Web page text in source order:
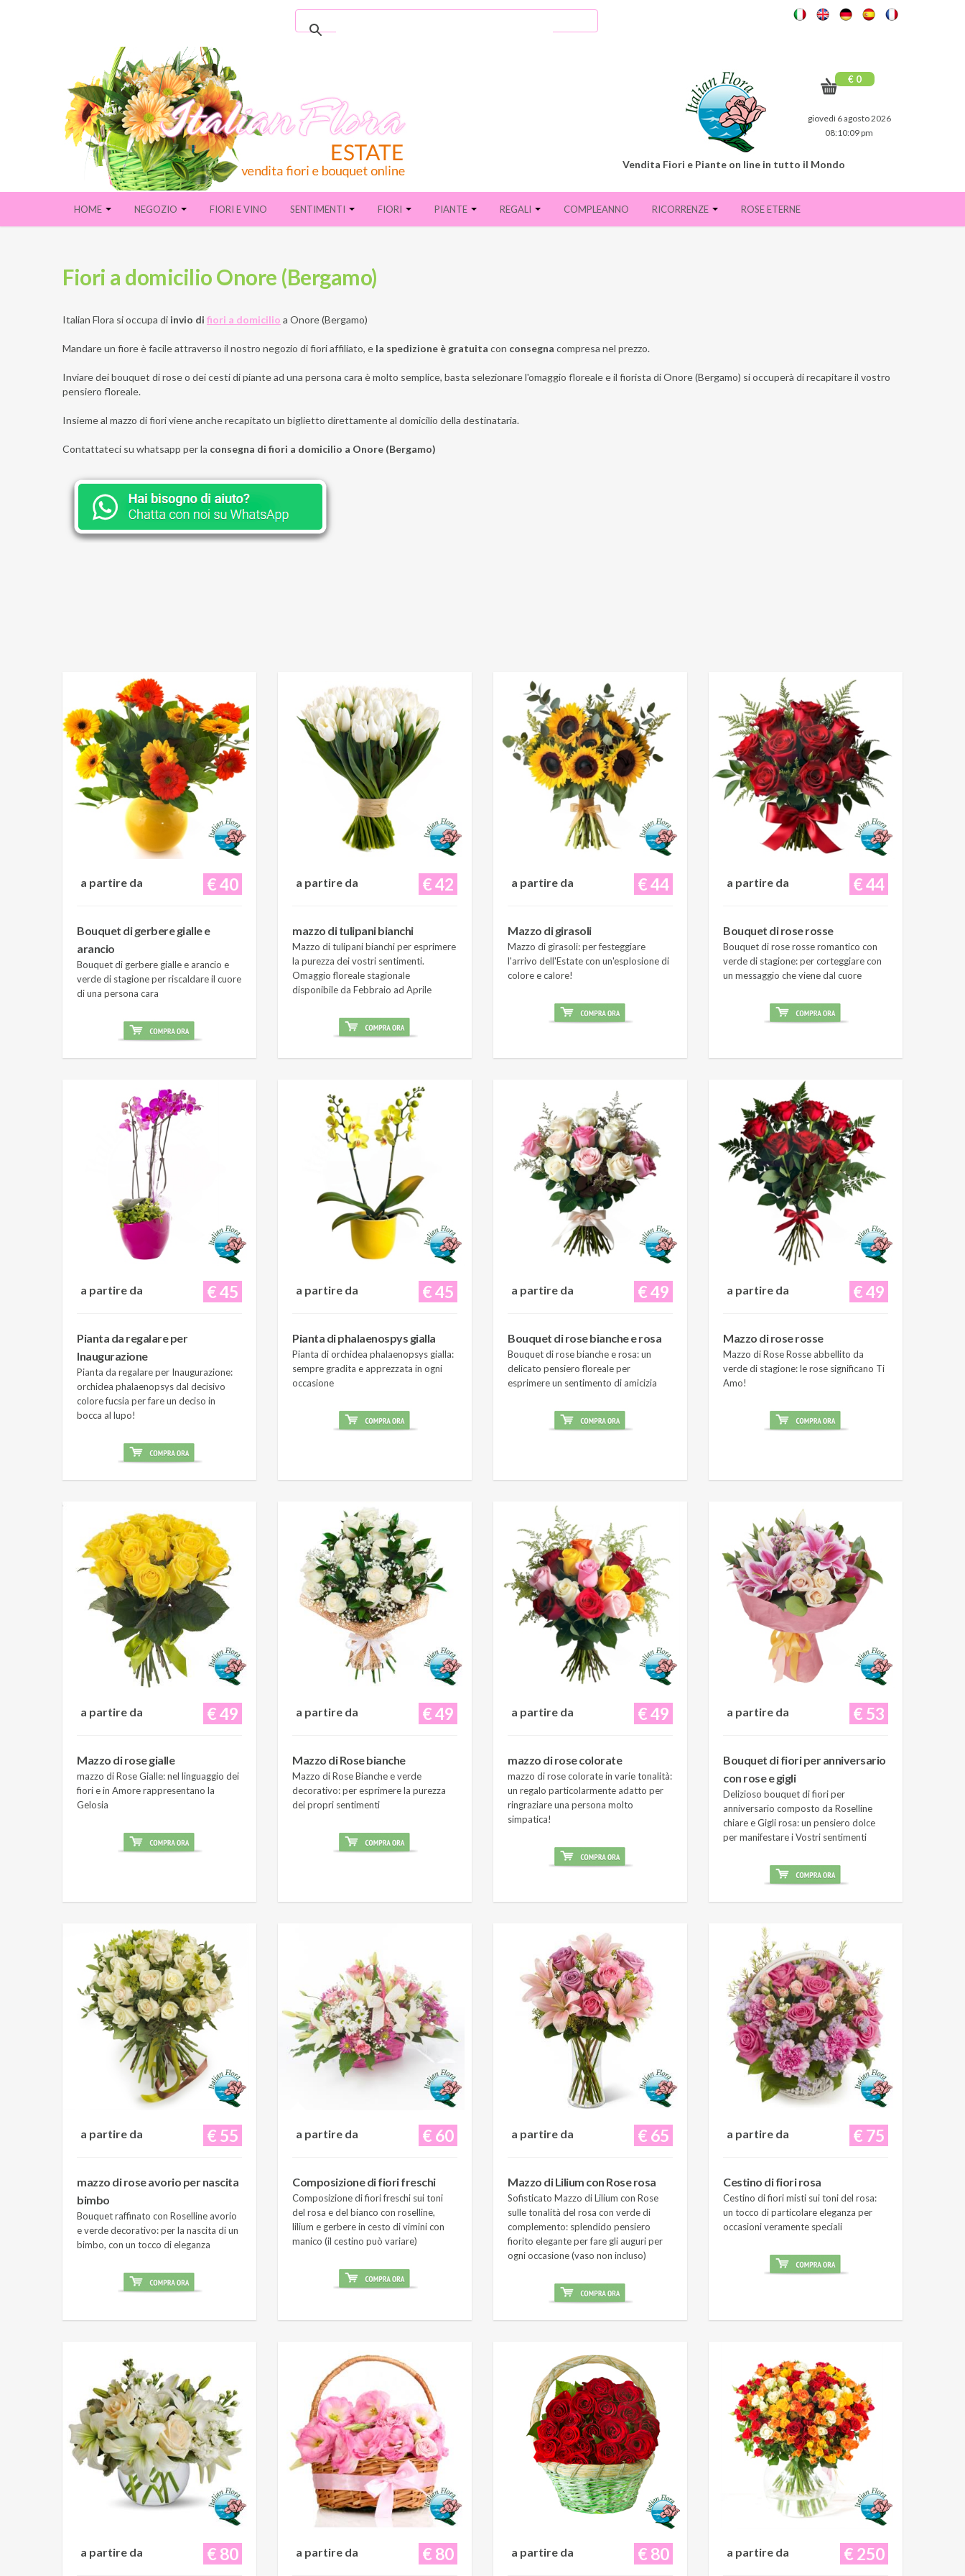
€ 0
giovedì 6 agosto 2026
08:10:10 pm
Vendita Fiori e Piante on line in tutto il Mondo
HOME NEGOZIO FIORI E VINO SENTIMENTI FIORI PIANTE REGALI COMPLEANNO RICORRENZE ROSE ETERNE
Fiori a domicilio Onore (Bergamo)
Italian Flora si occupa di invio di fiori a domicilio a Onore (Bergamo)
Mandare un fiore è facile attraverso il nostro negozio di fiori affiliato, e la spedizione è gratuita con consegna compresa nel prezzo.
Inviare dei bouquet di rose o dei cesti di piante ad una persona cara è molto semplice, basta selezionare l'omaggio floreale e il fiorista di Onore (Bergamo) si occuperà di recapitare il vostro
pensiero floreale.
Insieme al mazzo di fiori viene anche recapitato un biglietto direttamente al domicilio della destinataria.
Contattateci su whatsapp per la consegna di fiori a domicilio a Onore (Bergamo)
€ 40
a partire da
Bouquet di gerbere gialle e
arancio
Bouquet di gerbere gialle e arancio e
verde di stagione per riscaldare il cuore
di una persona cara
€ 42
a partire da
mazzo di tulipani bianchi
Mazzo di tulipani bianchi per esprimere
la purezza dei vostri sentimenti.
Omaggio floreale stagionale
disponibile da Febbraio ad Aprile
€ 44
a partire da
Mazzo di girasoli
Mazzo di girasoli: per festeggiare
l'arrivo dell'Estate con un'esplosione di
colore e calore!
€ 44
a partire da
Bouquet di rose rosse
Bouquet di rose rosse romantico con
verde di stagione: per corteggiare con
un messaggio che viene dal cuore
€ 45
a partire da
Pianta da regalare per
Inaugurazione
Pianta da regalare per Inaugurazione:
orchidea phalaenopsys dal decisivo
colore fucsia per fare un deciso in
bocca al lupo!
€ 45
a partire da
Pianta di phalaenospys gialla
Pianta di orchidea phalaenopsys gialla:
sempre gradita e apprezzata in ogni
occasione
€ 49
a partire da
Bouquet di rose bianche e rosa
Bouquet di rose bianche e rosa: un
delicato pensiero floreale per
esprimere un sentimento di amicizia
€ 49
a partire da
Mazzo di rose rosse
Mazzo di Rose Rosse abbellito da
verde di stagione: le rose significano Ti
Amo!
€ 49
a partire da
Mazzo di rose gialle
mazzo di Rose Gialle: nel linguaggio dei
fiori e in Amore rappresentano la
Gelosia
€ 49
a partire da
Mazzo di Rose bianche
Mazzo di Rose Bianche e verde
decorativo: per esprimere la purezza
dei propri sentimenti
€ 49
a partire da
mazzo di rose colorate
mazzo di rose colorate in varie tonalità:
un regalo particolarmente adatto per
ringraziare una persona molto
simpatica!
€ 53
a partire da
Bouquet di fiori per anniversario
con rose e gigli
Delizioso bouquet di fiori per
anniversario composto da Roselline
chiare e Gigli rosa: un pensiero dolce
per manifestare i Vostri sentimenti
€ 55
a partire da
mazzo di rose avorio per nascita
bimbo
Bouquet raffinato con Roselline avorio
e verde decorativo: per la nascita di un
bimbo, con un tocco di eleganza
€ 60
a partire da
Composizione di fiori freschi
Composizione di fiori freschi sui toni
del rosa e del bianco con roselline,
lilium e gerbere in cesto di vimini con
manico (il cestino può variare)
€ 65
a partire da
Mazzo di Lilium con Rose rosa
Sofisticato Mazzo di Lilium con Rose
sulle tonalità del rosa con verde di
complemento: splendido pensiero
fiorito elegante per fare gli auguri per
ogni occasione (vaso non incluso)
€ 75
a partire da
Cestino di fiori rosa
Cestino di fiori misti sui toni del rosa:
un tocco di particolare eleganza per
occasioni veramente speciali
€ 80
a partire da € 80
a partire da € 80
a partire da € 250
a partire da